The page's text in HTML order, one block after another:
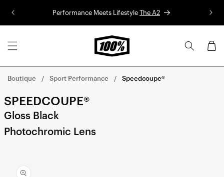
Performance Meets Lifestyle The A2
Panier
Boutique Sport Performance Speedcoupe®
SPEEDCOUPE®
Gloss Black
Photochromic Lens
informations